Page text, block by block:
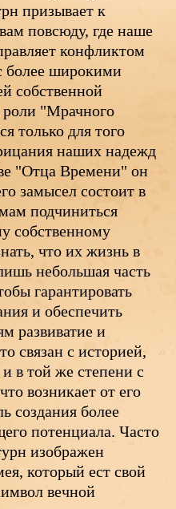
призывает к
повсюду, где наше
конфликтом
более широкими
собственной
"Мрачного
только для того
наших надежд
"Отца Времени" он
замысел состоит в
подчиниться
собственному
что их жизнь в
небольшая часть
гарантировать
и обеспечить
развиватие и
связан с историей,
в той же степени с
возникает от его
создания более
потенциала. Часто
изображен
который ест свой
вечной